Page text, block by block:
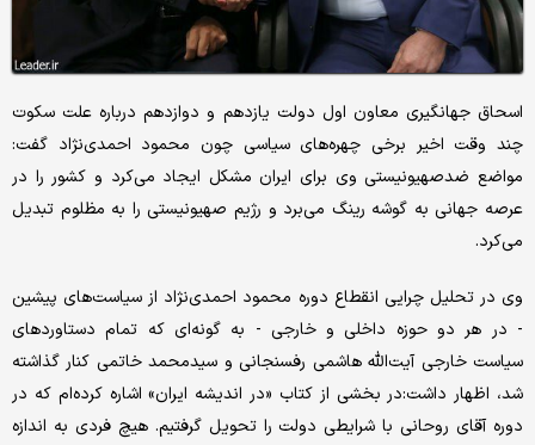
اسحاق جهانگیری معاون اول دولت یازدهم و دوازدهم درباره علت سکوت
چند وقت اخیر برخی چهره‌های سیاسی چون محمود احمدی‌نژاد گفت:
مواضع ضدصهیونیستی وی برای ایران مشکل ایجاد می‌کرد و کشور را در
عرصه جهانی به گوشه رینگ می‌برد و رژیم صهیونیستی را به مظلوم تبدیل
می‌کرد.
وی در تحلیل چرایی انقطاع دوره محمود احمدی‌نژاد از سیاست‌های پیشین
- در هر دو حوزه داخلی و خارجی - به گونه‌ای که تمام دستاوردهای
سیاست خارجی آیت‌الله هاشمی رفسنجانی و سیدمحمد خاتمی کنار گذاشته
شد، اظهار داشت:در بخشی از کتاب «در اندیشه ایران» اشاره کرده‌ام که در
دوره آقای روحانی با شرایطی دولت را تحویل گرفتیم. هیچ فردی به اندازه